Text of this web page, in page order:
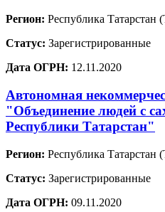
Регион: Республика Татарстан
Статус: Зарегистрированные
Дата ОГРН: 12.11.2020
Автономная
"Объединение людей с
Республики Татарстан"
Регион: Республика Татарстан
Статус: Зарегистрированные
Дата ОГРН: 09.11.2020